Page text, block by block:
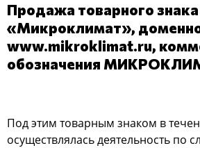
Продажа товарного знака
«Микроклимат»,
www.mikroklimat.ru,
обозначения
Под этим товарным знаком в
осуществлялась деятельность по